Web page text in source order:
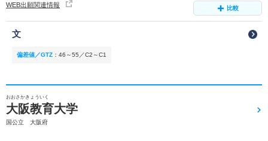
WEB出願関連情報 比較
文
偏差値／GTZ ： 46～55／C2～C1
おおさかきょういく
大阪教育大学
国公立 大阪府